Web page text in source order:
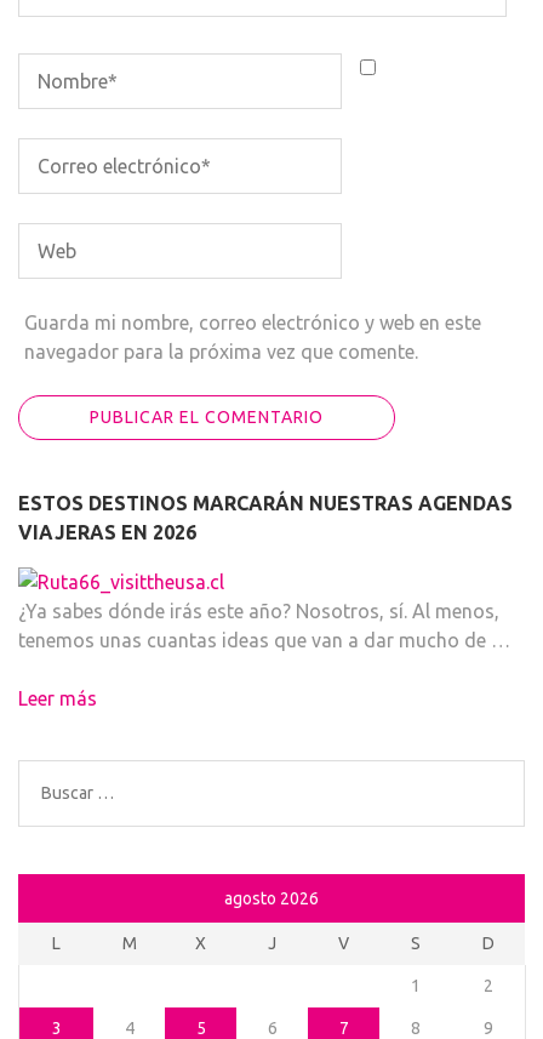
Guarda mi nombre, correo electrónico y web en este
navegador para la próxima vez que comente.
ESTOS DESTINOS MARCARÁN NUESTRAS AGENDAS
VIAJERAS EN 2026
¿Ya sabes dónde irás este año? Nosotros, sí. Al menos,
tenemos unas cuantas ideas que van a dar mucho de …
Leer más
Buscar:
agosto 2026
L M X J V S D
1 2
3 4 5 6 7 8 9